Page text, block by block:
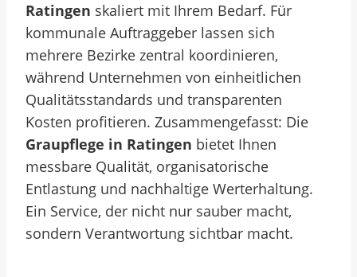
Ratingen skaliert mit Ihrem Bedarf. Für
kommunale Auftraggeber lassen sich
mehrere Bezirke zentral koordinieren,
während Unternehmen von einheitlichen
Qualitätsstandards und transparenten
Kosten profitieren. Zusammengefasst: Die
Graupflege in Ratingen bietet Ihnen
messbare Qualität, organisatorische
Entlastung und nachhaltige Werterhaltung.
Ein Service, der nicht nur sauber macht,
sondern Verantwortung sichtbar macht.